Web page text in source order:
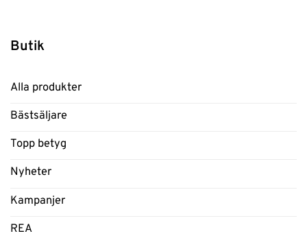
Butik
Alla produkter
Bästsäljare
Topp betyg
Nyheter
Kampanjer
REA